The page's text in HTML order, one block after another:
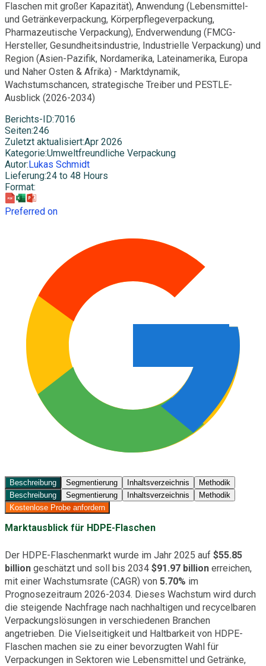
Flaschen mit großer Kapazität), Anwendung (Lebensmittel-
und Getränkeverpackung, Körperpflegeverpackung,
Pharmazeutische Verpackung), Endverwendung (FMCG-
Hersteller, Gesundheitsindustrie, Industrielle Verpackung) und
Region (Asien-Pazifik, Nordamerika, Lateinamerika, Europa
und Naher Osten & Afrika) - Marktdynamik,
Wachstumschancen, strategische Treiber und PESTLE-
Ausblick (2026-2034)
Berichts-ID:7016
Seiten:246
Zuletzt aktualisiert:Apr 2026
Kategorie:Umweltfreundliche Verpackung
Autor: Lukas Schmidt
Lieferung:24 to 48 Hours
Format:
Preferred on
Beschreibung Segmentierung Inhaltsverzeichnis
Methodik
Beschreibung
Segmentierung Inhaltsverzeichnis
Methodik
Kostenlose Probe anfordern
Marktausblick für HDPE-Flaschen
Der HDPE-Flaschenmarkt wurde im Jahr 2025 auf $55.85
billion geschätzt und soll bis 2034 $91.97 billion erreichen,
mit einer Wachstumsrate (CAGR) von 5.70% im
Prognosezeitraum 2026-2034. Dieses Wachstum wird durch
die steigende Nachfrage nach nachhaltigen und recycelbaren
Verpackungslösungen in verschiedenen Branchen
angetrieben. Die Vielseitigkeit und Haltbarkeit von HDPE-
Flaschen machen sie zu einer bevorzugten Wahl für
Verpackungen in Sektoren wie Lebensmittel und Getränke,